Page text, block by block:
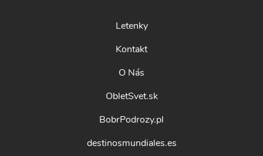
Letenky
Kontakt
O Nás
ObletSvet.sk
BobrPodrozy.pl
destinosmundiales.es